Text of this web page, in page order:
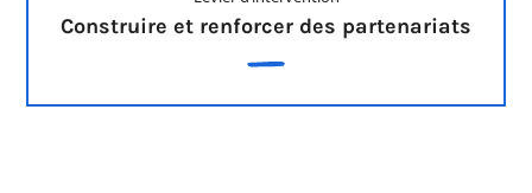
Construire et renforcer des partenariats